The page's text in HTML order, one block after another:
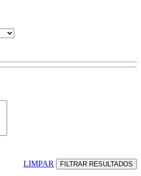
LIMPAR